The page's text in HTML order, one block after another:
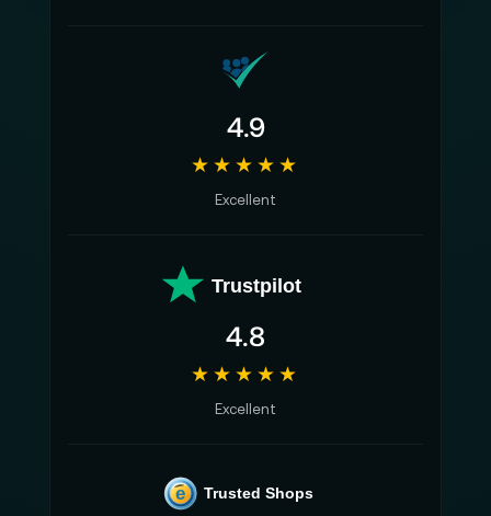
4.9
★★★★★
Excellent
Trustpilot
4.8
★★★★★
Excellent
e Trusted Shops